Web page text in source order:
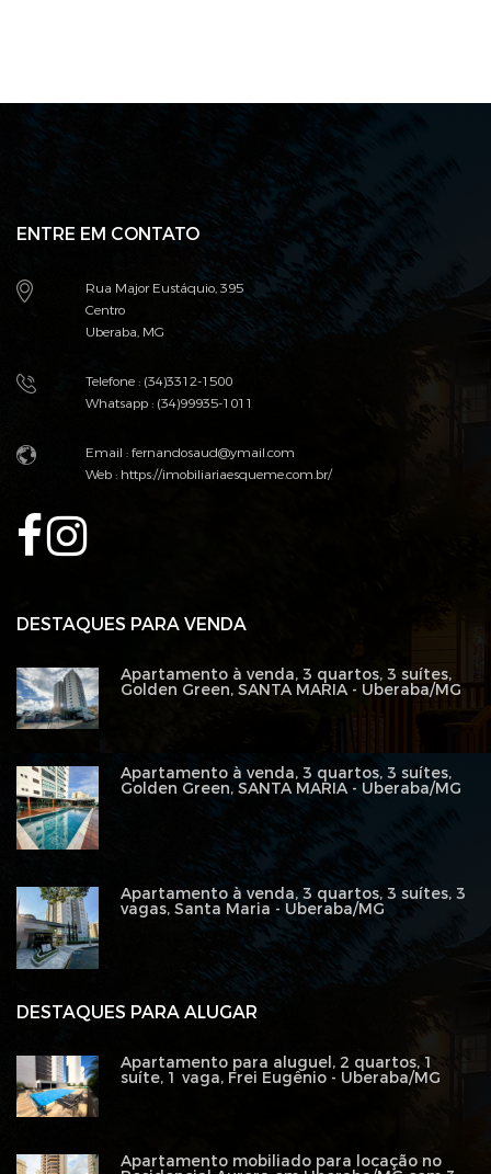
ENTRE EM CONTATO
Rua Major Eustáquio, 395
Centro
Uberaba, MG
Telefone : (34)3312-1500
Whatsapp : (34)99935-1011
Email : fernandosaud@ymail.com
Web :https://imobiliariaesqueme.com.br/
DESTAQUES PARA ALUGAR
Apartamento para aluguel, 2 quartos, 1
suíte, 1 vaga, Frei Eugênio - Uberaba/MG
Apartamento mobiliado para locação no
DESTAQUES PARA VENDA
Apartamento à venda, 3 quartos, 3 suítes,
Golden Green, SANTA MARIA - Uberaba/MG
Apartamento à venda, 3 quartos, 3 suítes,
Golden Green, SANTA MARIA - Uberaba/MG
Apartamento à venda, 3 quartos, 3 suítes, 3
vagas, Santa Maria - Uberaba/MG